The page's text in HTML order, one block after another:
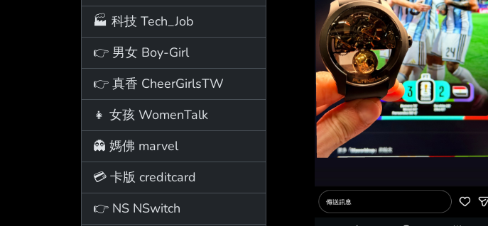
🏭 科技 Tech_Job
👉 男女 Boy-Girl
👉 真香 CheerGirlsTW
👧 女孩 WomenTalk
👻 媽佛 marvel
💳 卡版 creditcard
👉 NS NSwitch